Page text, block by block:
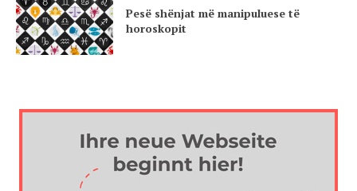
Pesë shënjat më manipuluese të
horoskopit